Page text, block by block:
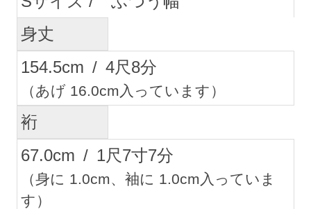
身丈
154.5cm / 4尺8分
（あげ 16.0cm入っています）
裄
67.0cm / 1尺7寸7分
（身に 1.0cm、袖に 1.0cm入っていま
す）